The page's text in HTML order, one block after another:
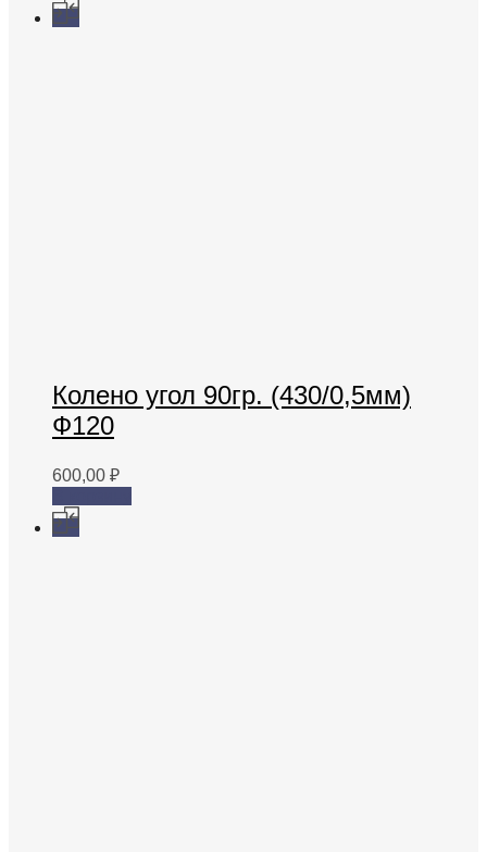
Колено угол 90гр. (430/0,5мм)
Ф120
600,00 ₽